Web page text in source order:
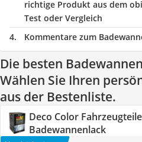
richtige Produkt aus dem
Test oder Vergleich
Kommentare zum
Die besten
Wählen Sie Ihren
aus der Bestenliste.
Deco Color
Badewannenlack